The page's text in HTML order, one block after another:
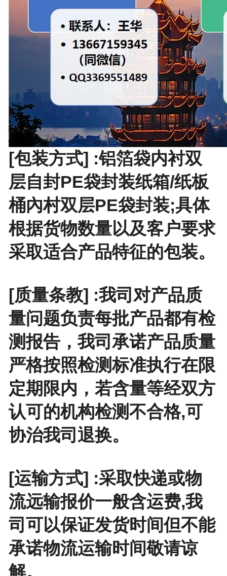
[包装方式] :铝箔袋内衬双
层自封PE袋封装纸箱/纸板
桶內村双层PE袋封装;具体
根据货物数量以及客户要求
采取适合产品特征的包装。
[质量条教] :我司对产品质
量问题负责每批产品都有检
测报告，我司承诺产品质量
严格按照检测标准执行在限
定期限内，若含量等经双方
认可的机构检测不合格,可
协治我司退换。
[运输方式] :采取快递或物
流远输报价一般含运费,我
司可以保证发货时间但不能
承诺物流运输时间敬请谅
解。